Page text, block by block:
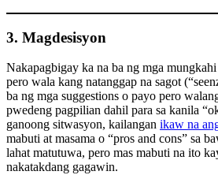
3. Magdesisyon
Nakapagbigay ka na ba ng mga
pero wala kang natanggap na sagot
ba ng mga suggestions o payo pero
pwedeng pagpilian dahil para sa kanila
ganoong sitwasyon, kailangan ikaw na
mabuti at masama o “pros and cons” sa
lahat matutuwa, pero mas mabuti na ito
nakatakdang gagawin.